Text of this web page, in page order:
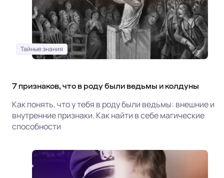
Тайные знания
7 признаков, что в роду были ведьмы и колдуны
Как понять, что у тебя в роду были ведьмы: внешние и
внутренние признаки. Как найти в себе магические
способности